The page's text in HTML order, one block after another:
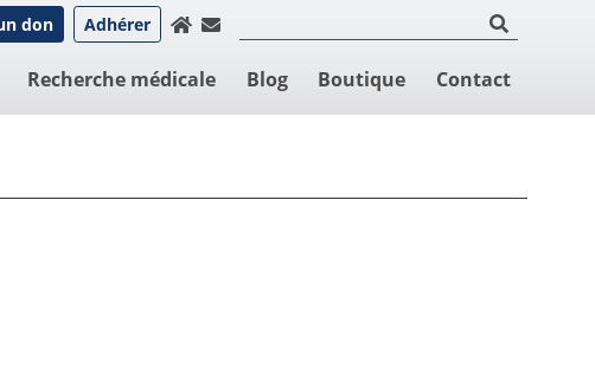
don Adhérer
Recherche médicale Blog Boutique Contact